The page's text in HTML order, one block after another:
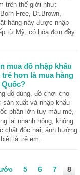
trên thế giới như:
Free, Dr.Brown,
hàng này được nhập
từ Mỹ, có hóa đơn đầy
mua đồ nhập khẩu
hơn là mua hàng
Quốc?
đồ dùng, đồ chơi cho
xuất và nhập khẩu
phần lớn tuy màu mè,
lại nhanh hỏng, không
chất độc hại, ảnh hưởng
là trẻ em.
5 6 7 8